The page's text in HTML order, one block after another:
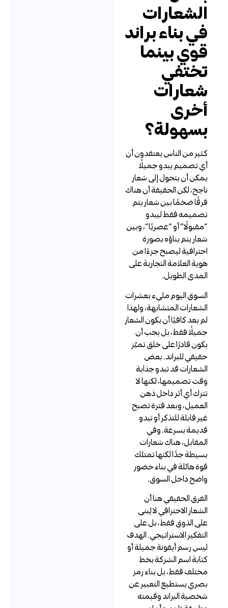
الشعارات
في بناء براند
قوي بينما
تختفي
شعارات
أخرى
بسهولة؟
كثير من الناس يعتقدون أن
أي تصميم يبدو جميلًا
يمكن أن يتحول إلى شعار
ناجح، لكن الحقيقة أن هناك
فرقًا ضخمًا بين شعار يتم
تصميمه فقط ليبدو
“مقبولًا” أو “عصريًا”، وبين
شعار يتم بناؤه بصورة
احترافية ليصبح جزءًا من
هوية العلامة التجارية على
المدى الطويل.
السوق اليوم مليء بعشرات
الشعارات المتشابهة، ولهذا
لم يعد كافيًا أن يكون الشعار
جميلًا فقط، بل يجب أن
يكون قادرًا على خلق تميّز
حقيقي للبراند. بعض
الشعارات قد تبدو جذابة
وقت تصميمها، لكنها لا
تترك أي أثر داخل ذهن
العميل، وبعد فترة تصبح
غير قابلة للتذكر أو تبدو
قديمة بسرعة. وفي
المقابل، هناك شعارات
بسيطة جدًا لكنها تمتلك
قوة هائلة في بناء حضور
واضح داخل السوق.
الفرق الحقيقي هنا أن
الشعار الاحترافي لا يُبنى
على الذوق فقط، بل على
التفكير الاستراتيجي. الهدف
ليس رسم أيقونة جميلة أو
كتابة اسم الشركة بخط
مختلف فقط، بل بناء رمز
بصري يستطيع التعبير عن
شخصية البراند وقيمته